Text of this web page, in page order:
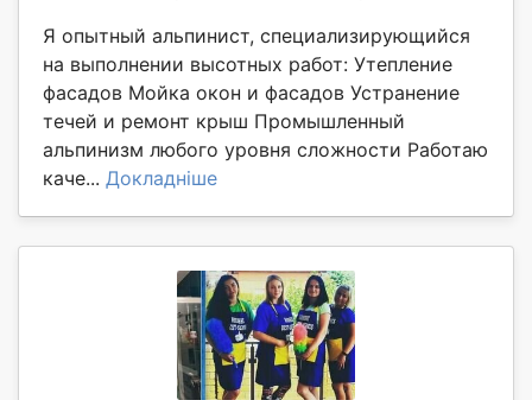
Я опытный альпинист, специализирующийся
на выполнении высотных работ: Утепление
фасадов Мойка окон и фасадов Устранение
течей и ремонт крыш Промышленный
альпинизм любого уровня сложности Работаю
каче... Докладніше